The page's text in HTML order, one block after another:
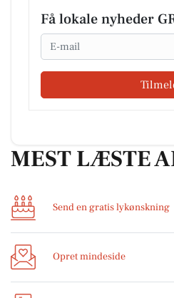
Få lokale nyheder
Email
MEST LÆSTE
Send en gratis lykønskning
Opret mindeside